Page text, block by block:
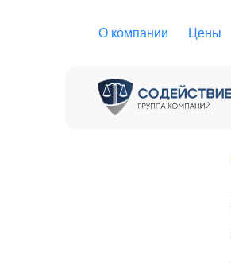
Цены
О компании